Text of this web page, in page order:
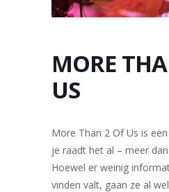
MORE
US
More Than 2 Of Us is
je raadt het al – meer
Hoewel er weinig
vinden valt, gaan ze al